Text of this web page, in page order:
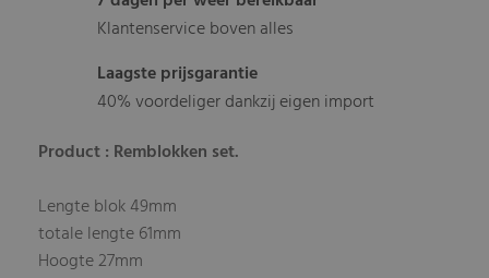
Klantenservice boven alles
Laagste prijsgarantie
40% voordeliger dankzij eigen import
Product : Remblokken set.
Lengte blok 49mm
totale lengte 61mm
Hoogte 27mm